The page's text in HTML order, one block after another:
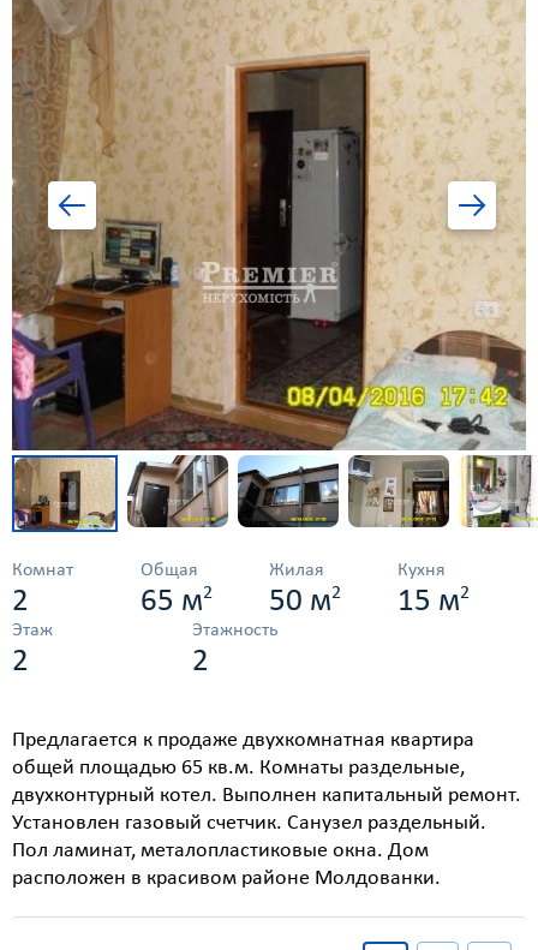
Комнат
2
Общая
65 м2
Жилая
50 м2
Кухня
15 м2
Этаж
2
Этажность
2
Предлагается к продаже двухкомнатная квартира
общей площадью 65 кв.м. Комнаты раздельные,
двухконтурный котел. Выполнен капитальный ремонт.
Установлен газовый счетчик. Санузел раздельный.
Пол ламинат, металопластиковые окна. Дом
расположен в красивом районе Молдованки.